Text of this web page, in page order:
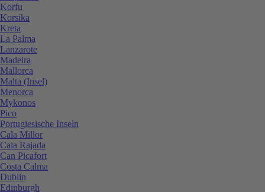
Korfu
Korsika
Kreta
La Palma
Lanzarote
Madeira
Mallorca
Malta (Insel)
Menorca
Mykonos
Pico
Portugiesische Inseln
Cala Millor
Cala Rajada
Can Picafort
Costa Calma
Dublin
Edinburgh